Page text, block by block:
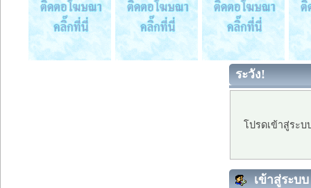
ระวัง!
โปรดเข้าสู่ระ
เข้าสู่ระบบ